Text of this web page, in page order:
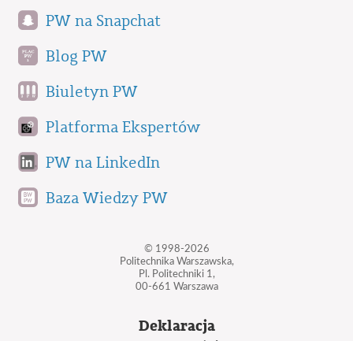
PW na Snapchat
Blog PW
Biuletyn PW
Platforma Ekspertów
PW na LinkedIn
Baza Wiedzy PW
© 1998-2026
Politechnika Warszawska,
Pl. Politechniki 1,
00-661 Warszawa
Deklaracja